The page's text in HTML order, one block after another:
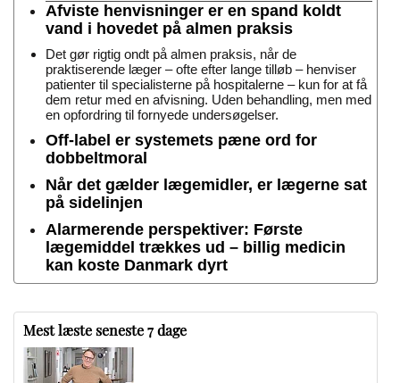
Afviste henvisninger er en spand koldt
vand i hovedet på almen praksis
Det gør rigtig ondt på almen praksis, når de
praktiserende læger – ofte efter lange tilløb – henviser
patienter til specialisterne på hospitalerne – kun for at få
dem retur med en afvisning. Uden behandling, men med
en opfordring til fornyede undersøgelser.
Off-label er systemets pæne ord for
dobbeltmoral
Når det gælder lægemidler, er lægerne sat
på sidelinjen
Alarmerende perspektiver: Første
lægemiddel trækkes ud – billig medicin
kan koste Danmark dyrt
Mest læste seneste 7 dage